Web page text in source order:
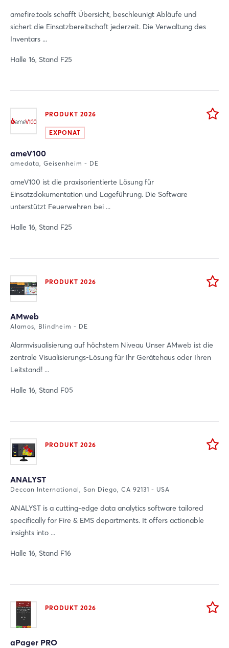
amefire.tools schafft Übersicht, beschleunigt Abläufe und
sichert die Einsatzbereitschaft jederzeit. Die Verwaltung des
Inventars ...
Halle 16, Stand F25
PRODUKT 2026
EXPONAT
ameV100
amedata, Geisenheim - DE
ameV100 ist die praxisorientierte Lösung für
Einsatzdokumentation und Lageführung. Die Software
unterstützt Feuerwehren bei ...
Halle 16, Stand F25
PRODUKT 2026
AMweb
Alamos, Blindheim - DE
Alarmvisualisierung auf höchstem Niveau Unser AMweb ist die
zentrale Visualisierungs-Lösung für Ihr Gerätehaus oder Ihren
Leitstand! ...
Halle 16, Stand F05
PRODUKT 2026
ANALYST
Deccan International, San Diego, CA 92131 - USA
ANALYST is a cutting-edge data analytics software tailored
specifically for Fire & EMS departments. It offers actionable
insights into ...
Halle 16, Stand F16
PRODUKT 2026
aPager PRO
Einloggen
Noch nicht angemeldet?